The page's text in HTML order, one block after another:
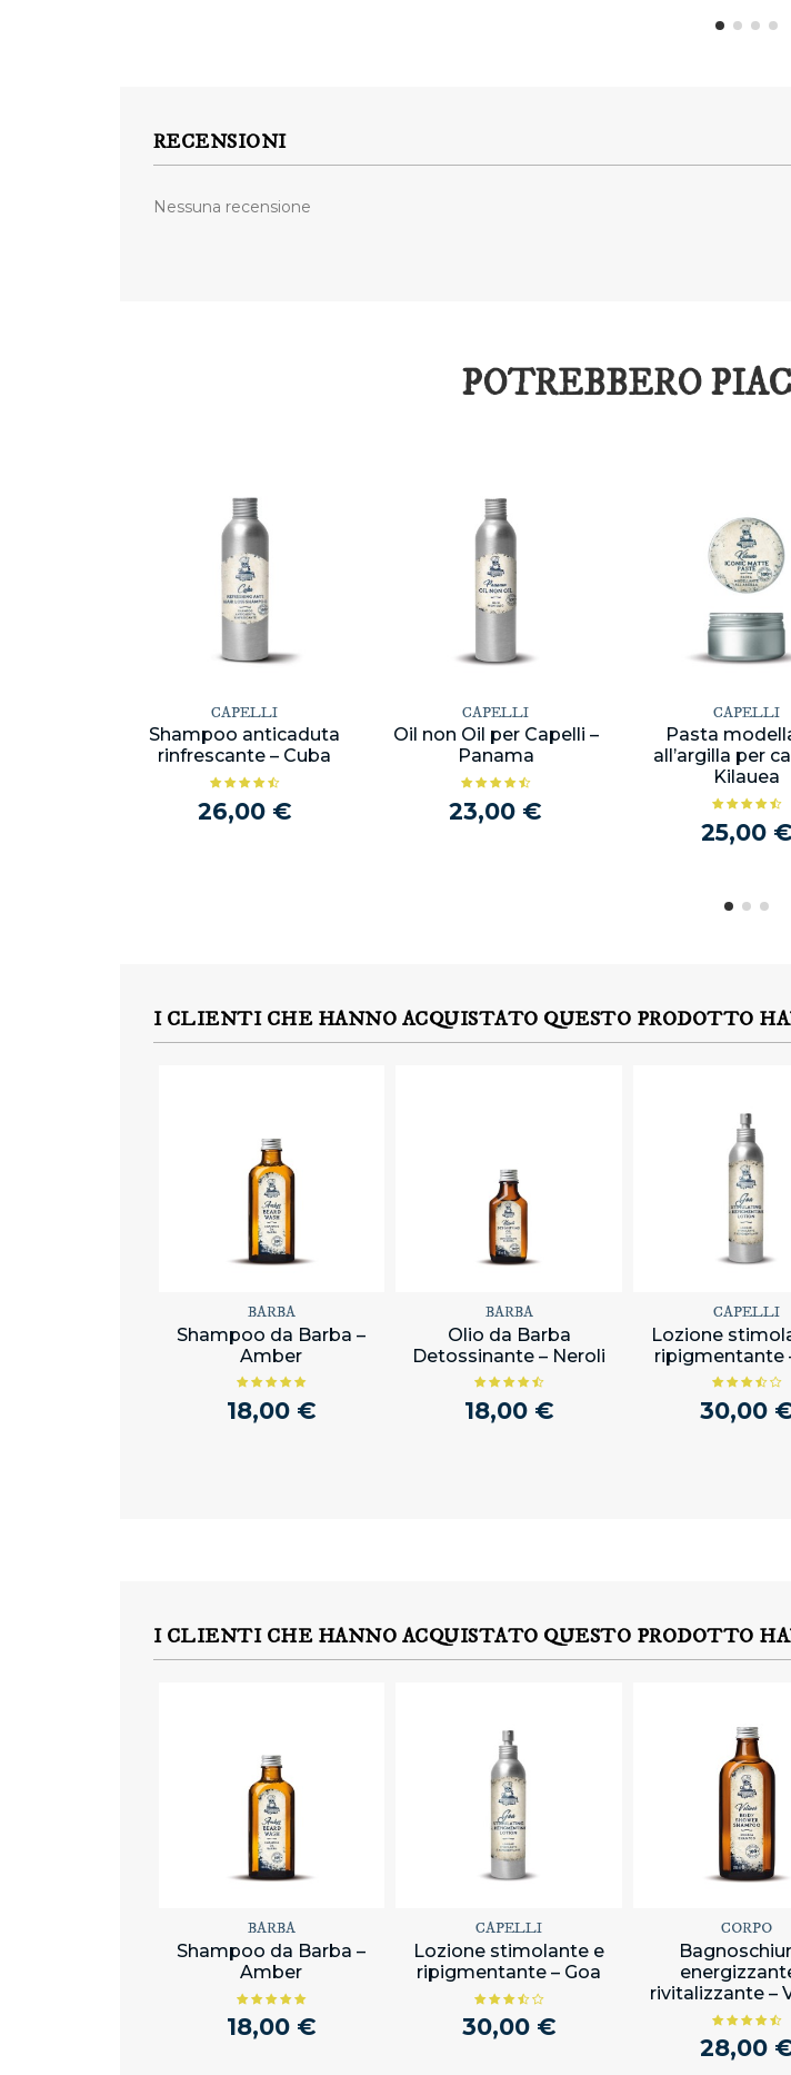
RECENSIONI
Nessuna recensione
POTREBBERO
CAPELLI
Shampoo anticaduta
rinfrescante – Cuba
26,00 €
CAPELLI
Oil non Oil per Capelli –
Panama
23,00 €
CAPELLI
Pasta
all’argilla per
Kilauea
25,00 €
I CLIENTI CHE HANNO ACQUISTATO QUESTO PRODOTTO
BARBA
Shampoo da Barba –
Amber
18,00 €
BARBA
Olio da Barba
Detossinante – Neroli
18,00 €
CAPELLI
Lozione
ripigmentante
30,00
I CLIENTI CHE HANNO ACQUISTATO QUESTO PRODOTTO
BARBA
Shampoo da Barba –
Amber
18,00 €
CAPELLI
Lozione stimolante e
ripigmentante – Goa
30,00 €
CORPO
rivitalizzante –
28,00